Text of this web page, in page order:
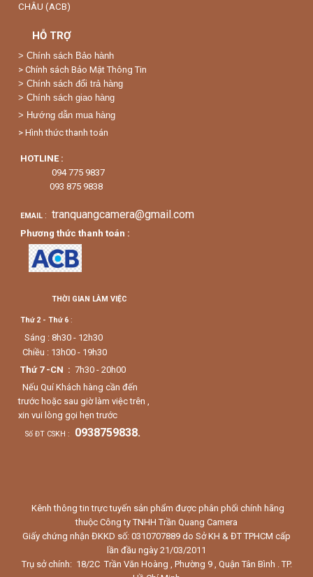
CHÂU (ACB)
HỖ TRỢ
> Chính sách Bảo hành
> Chính sách Bảo Mật Thông Tin
> Chính sách đổi trả hàng
> Chính sách giao hàng
> Hướng dẫn mua hàng
> Hình thức thanh toán
HOTLINE :
094 775 9837
093 875 9838
EMAIL : tranquangcamera@gmail.com
Phương thức thanh toán :
THỜI GIAN LÀM VIỆC
Thứ 2 - Thứ 6 :
Sáng : 8h30 - 12h30
Chiều : 13h00 - 19h30
Thứ 7 -CN : 7h30 - 20h00
Nếu Quí Khách hàng cần đến
trước hoặc sau giờ làm việc trên ,
xin vui lòng gọi hẹn trước
Số ĐT CSKH : 0938759838.
Kênh thông tin trực tuyến sản phẩm được phân phối chính hãng
thuộc Công ty TNHH Trần Quang Camera
Giấy chứng nhận ĐKKD số: 0310707889 do Sở KH & ĐT TPHCM cấp
lần đầu ngày 21/03/2011
Trụ sở chính: 18/2C Trần Văn Hoàng , Phường 9 , Quận Tân Bình . TP.